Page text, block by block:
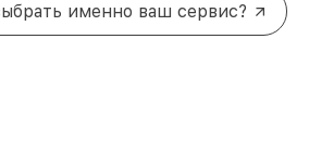
именно ваш сервис?